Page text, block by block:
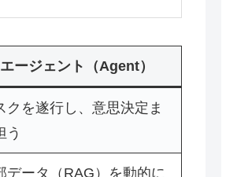
エージェント（Agent）
クを遂行し、意思決定ま
う
データ（RAG）を動的に